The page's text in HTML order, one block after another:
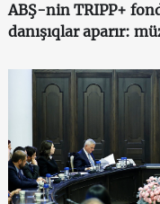
ABŞ-nin TRIPP+
danışıqlar aparır: